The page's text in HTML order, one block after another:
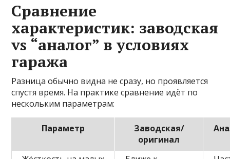
Сравнение
характеристик: заводская
vs “аналог” в условиях
гаража
Разница обычно видна не сразу, но проявляется
спустя время. На практике сравнение идёт по
нескольким параметрам:
Параметр
Заводская/
оригинал